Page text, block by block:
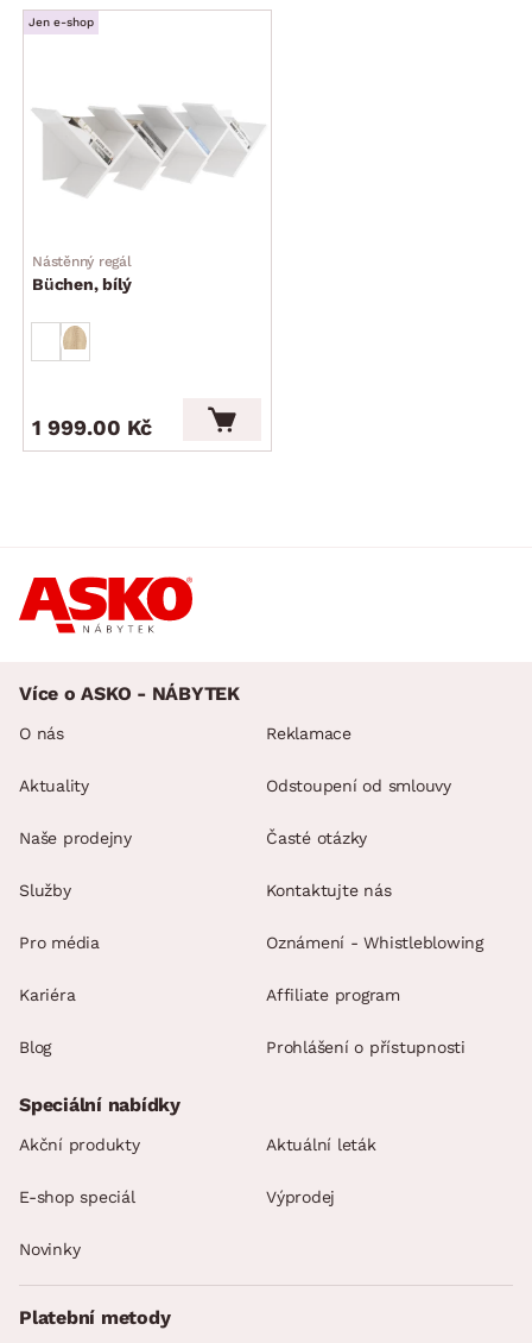
Jen e-shop
Nástěnný regál
Büchen, bílý
1 999.00 Kč
Více o ASKO - NÁBYTEK
O nás
Aktuality
Naše prodejny
Služby
Pro média
Kariéra
Blog
Reklamace
Odstoupení od smlouvy
Časté otázky
Kontaktujte nás
Oznámení - Whistleblowing
Affiliate program
Prohlášení o přístupnosti
Speciální nabídky
Akční produkty Aktuální leták
E-shop speciál Výprodej
Novinky
Platební metody